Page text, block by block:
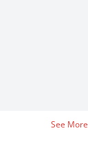
See More